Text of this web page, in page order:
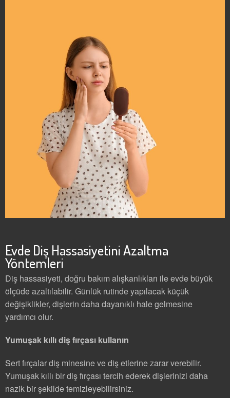
Evde Diş Hassasiyetini Azaltma
Yöntemleri
Diş hassasiyeti, doğru bakım alışkanlıkları ile evde büyük
ölçüde azaltılabilir. Günlük rutinde yapılacak küçük
değişiklikler, dişlerin daha dayanıklı hale gelmesine
yardımcı olur.
Yumuşak kıllı diş fırçası kullanın
Sert fırçalar diş minesine ve diş etlerine zarar verebilir.
Yumuşak kıllı bir diş fırçası tercih ederek dişlerinizi daha
nazik bir şekilde temizleyebilirsiniz.